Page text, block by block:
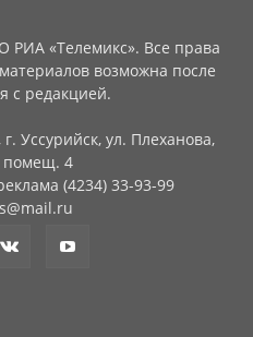
«Телемикс». Все права
возможна после
с редакцией.
Уссурийск, ул. Плеханова,
помещ. 4
(4234) 33-93-99